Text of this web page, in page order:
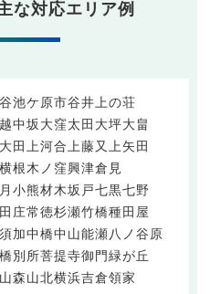
な対応エリア例
池ケ原市谷井上の荘
越中坂大窪太田 大坪大畠
田 上河合 上藤又
上矢田
根木ノ窪興津倉見
小熊材木坂戸七黒七野
庄常徳杉瀬竹橋種田屋
加中橋中山能瀬八ノ谷 原
別所菩提寺御門緑が丘
山森山北横浜吉倉領家